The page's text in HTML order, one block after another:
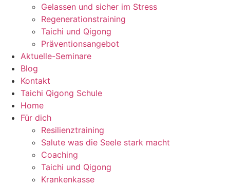
Gelassen und sicher im Stress
Regenerationstraining
Taichi und Qigong
Präventionsangebot
Aktuelle-Seminare
Blog
Kontakt
Taichi Qigong Schule
Home
Für dich
Resilienztraining
Salute was die Seele stark macht
Coaching
Taichi und Qigong
Krankenkasse